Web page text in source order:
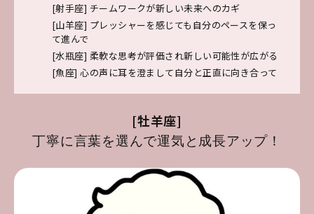
[射手座] チームワークが新しい未来へのカギ
[山羊座] プレッシャーを感じても自分のペースを保っ
て進んで
[水瓶座] 柔軟な思考が評価され新しい可能性が広がる
[魚座]心の声に耳を澄まして自分と正直に向き合って
[牡羊座]
丁寧に言葉を選んで運気と成長アップ！